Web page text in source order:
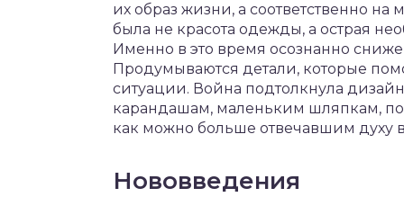
их образ жизни, а соответственно
была не красота одежды, а острая
Именно в это время осознанно
Продумываются детали, которые
ситуации. Война подтолкнула
карандашам, маленьким шляпкам,
как можно больше отвечавшим духу
Нововведения